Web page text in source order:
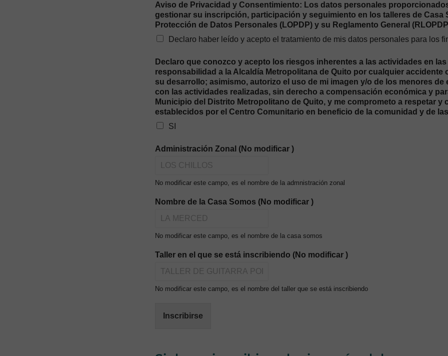
Aviso de Privacidad y Consentimiento: Los datos personales
gestionar su inscripción, participación y seguimiento en los talleres de Casa
Protección de Datos Personales (LOPDP) y su Reglamento General
Declaro haber leído y acepto el tratamiento de mis datos personales para los
Declaro que conozco y acepto los riesgos inherentes a las actividades en
responsabilidad a la Alcaldía Metropolitana de Quito por cualquier
su desarrollo; asimismo, autorizo el uso de mi imagen y/o de los menores
con las actividades realizadas, sin derecho a compensación económica y
Municipio del Distrito Metropolitano de Quito, y me comprometo a respetar
establecidos por el Centro Comunitario en beneficio de la comunidad y de
SI
Administración Zonal (No modificar )
No modificar este campo, es el nombre de la admnistración zonal
Nombre de la Casa Somos (No modificar )
No modificar este campo, es el nombre de la casa somos
Taller en el que se está inscribiendo (No modificar )
No modificar este campo, es el nombre del taller que se está inscribiendo
Inscribirse